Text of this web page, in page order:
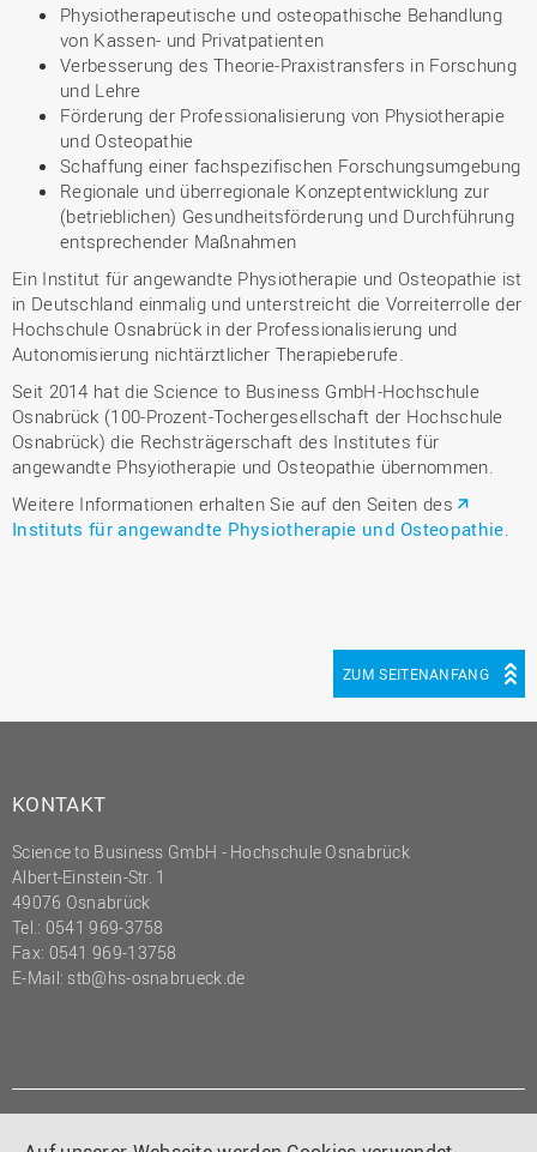
Physiotherapeutische und osteopathische Behandlung
von Kassen- und Privatpatienten
Verbesserung des Theorie-Praxistransfers in Forschung
und Lehre
Förderung der Professionalisierung von Physiotherapie
und Osteopathie
Schaffung einer fachspezifischen Forschungsumgebung
Regionale und überregionale Konzeptentwicklung zur
(betrieblichen) Gesundheitsförderung und Durchführung
entsprechender Maßnahmen
Ein Institut für angewandte Physiotherapie und Osteopathie ist
in Deutschland einmalig und unterstreicht die Vorreiterrolle der
Hochschule Osnabrück in der Professionalisierung und
Autonomisierung nichtärztlicher Therapieberufe.
Seit 2014 hat die Science to Business GmbH-Hochschule
Osnabrück (100-Prozent-Tochergesellschaft der Hochschule
Osnabrück) die Rechsträgerschaft des Institutes für
angewandte Phsyiotherapie und Osteopathie übernommen.
Weitere Informationen erhalten Sie auf den Seiten des
Instituts für angewandte Physiotherapie und Osteopathie
ZUM SEITENANFANG
KONTAKT
Science to Business GmbH - Hochschule Osnabrück
Albert-Einstein-Str. 1
49076 Osnabrück
Tel.: 0541 969-3758
Fax: 0541 969-13758
E-Mail: stb@hs-osnabrueck.de
LINKS